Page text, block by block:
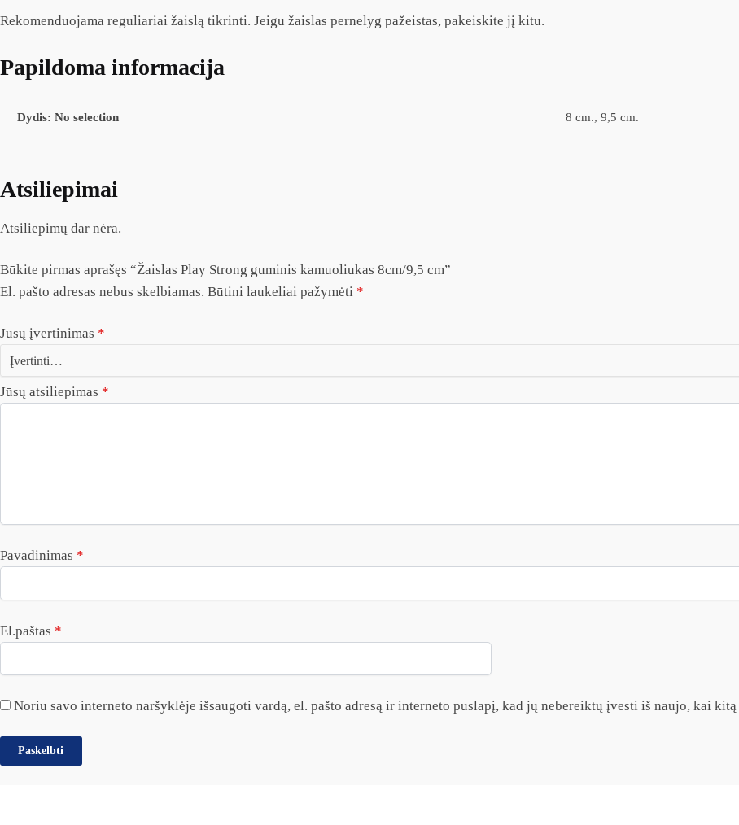
Rekomenduojama reguliariai žaislą tikrinti. Jeigu žaislas pernelyg pažeistas, pakeiskite jį kitu.
Papildoma informacija
Dydis: No selection 8 cm., 9,5 cm.
Atsiliepimai
Atsiliepimų dar nėra.
Būkite pirmas aprašęs “Žaislas Play Strong guminis kamuoliukas 8cm/9,5 cm”
El. pašto adresas nebus skelbiamas. Būtini laukeliai pažymėti *
Jūsų įvertinimas *
Jūsų atsiliepimas *
Pavadinimas *
El.paštas *
Noriu savo interneto naršyklėje išsaugoti vardą, el. pašto adresą ir interneto puslapį, kad jų nebereiktų įvesti iš naujo, kai